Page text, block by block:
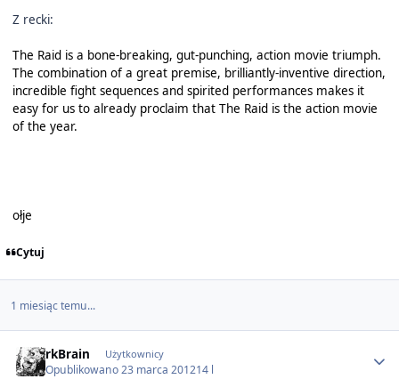
Z recki:
The Raid is a bone-breaking, gut-punching, action movie triumph.
The combination of a great premise, brilliantly-inventive direction,
incredible fight sequences and spirited performances makes it
easy for us to already proclaim that The Raid is the action movie
of the year.
ołje
Cytuj
1 miesiąc temu...
rkBrain Użytkownicy
Opublikowano23 marca 201214 l